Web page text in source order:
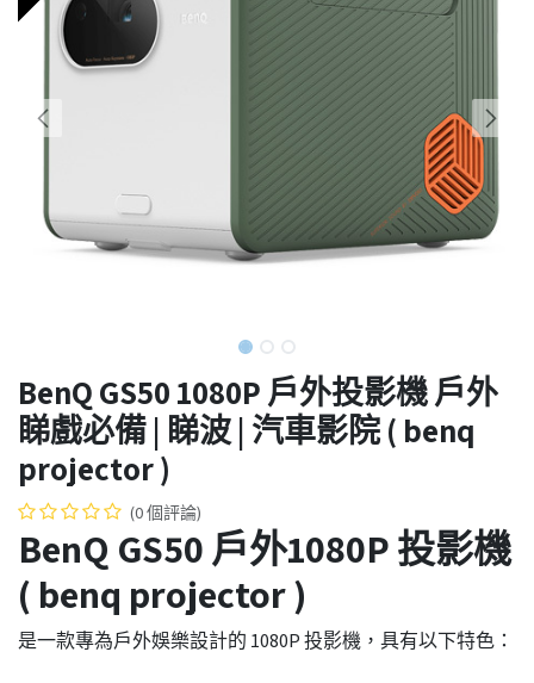
BenQ GS50 1080P 戶外投影機 戶外
睇戲必備 | 睇波 | 汽車影院 ( benq
projector )
(0 個評論)
BenQ GS50 戶外1080P 投影機
( benq projector )
是一款專為戶外娛樂設計的 1080P 投影機，具有以下特色：